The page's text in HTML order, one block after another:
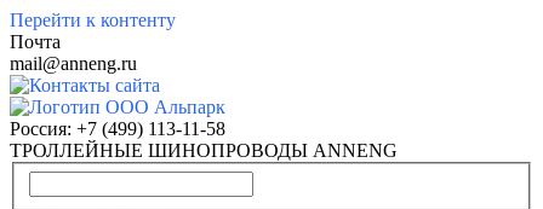
Перейти к контенту
Почта
mail@anneng.ru
Россия: +7 (499) 113-11-58
ТРОЛЛЕЙНЫЕ ШИНОПРОВОДЫ ANNENG